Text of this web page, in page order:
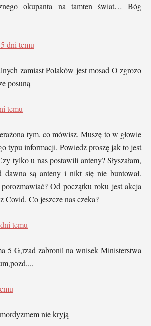
okupanta na tamten świat… Bóg
5 dni temu
zamiast Polaków jest mosad O zgrozo
posuną
temu
tym, co mówisz. Muszę to w głowie
typu informacji. Powiedz proszę jak to jest
tylko u nas postawili anteny? Słyszałam,
są anteny i nikt się nie buntował.
Od początku roku jest akcja
Covid. Co jeszcze nas czeka?
temu
5 G,rzad zabronil na wnisek Ministerstwa
nie kryją